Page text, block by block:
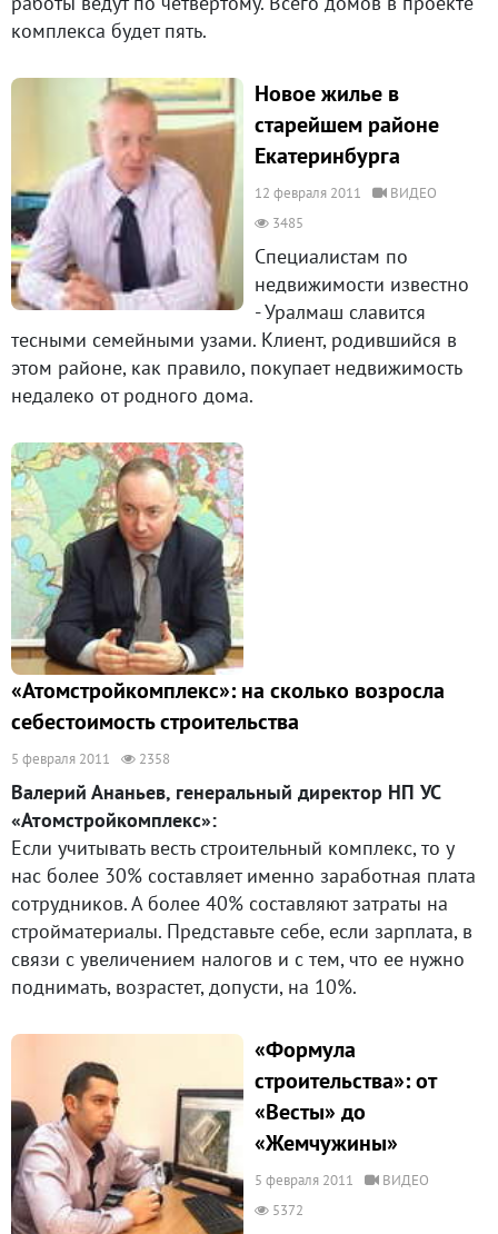
комплекса будет пять.
Новое жилье в
старейшем районе
Екатеринбурга
12 февраля 2011
ВИДЕО
3485
Специалистам по
недвижимости известно
- Уралмаш славится
тесными семейными узами. Клиент, родившийся в
этом районе, как правило, покупает недвижимость
недалеко от родного дома.
«Атомстройкомплекс»: на сколько возросла
себестоимость строительства
5 февраля 2011 2358
Валерий Ананьев, генеральный директор НП УС
«Атомстройкомплекс»:
Если учитывать весть строительный комплекс, то у
нас более 30% составляет именно заработная плата
сотрудников. А более 40% составляют затраты на
стройматериалы. Представьте себе, если зарплата, в
связи с увеличением налогов и с тем, что ее нужно
поднимать, возрастет, допусти, на 10%.
«Формула
строительства»: от
«Весты» до
«Жемчужины»
5 февраля 2011
ВИДЕО
5372